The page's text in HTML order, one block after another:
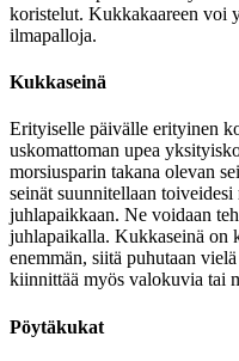
koristelut. Kukkakaareen voi
ilmapalloja.
Kukkaseinä
Erityiselle päivälle erityinen
uskomattoman upea
morsiusparin takana olevan
seinät suunnitellaan
juhlapaikkaan. Ne voidaan
juhlapaikalla. Kukkaseinä on
enemmän, siitä puhutaan
kiinnittää myös valokuvia tai
Pöytäkukat